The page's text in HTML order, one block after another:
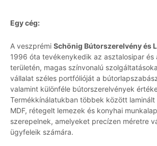
Egy cég:
A veszprémi Schönig Bútorszerelvény és
1996 óta tevékenykedik az asztalosipar és
területén, magas színvonalú
vállalat széles portfólióját a
valamint különféle bútorszerelvények
Termékkínálatukban többek között laminált
MDF, rétegelt lemezek és konyhai
szerepelnek, amelyeket precízen méretre
ügyfeleik számára.